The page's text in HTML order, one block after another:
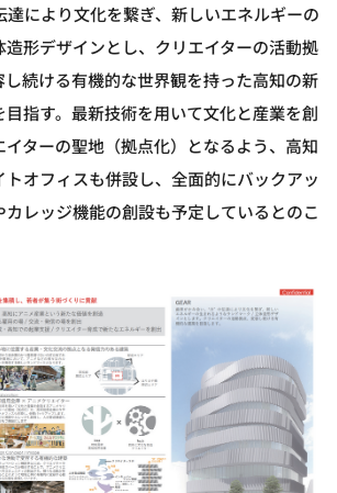
達により文化を繋ぎ、新しいエネルギーの
形デザインとし、クリエイターの活動拠
し続ける有機的な世界観を持った高知の新
目指す。最新技術を用いて文化と産業を創
ターの聖地（拠点化）となるよう、高知
オフィスも併設し、全面的にバックアッ
レッジ機能の創設も予定しているとのこ